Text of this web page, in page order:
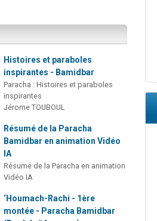
Histoires et paraboles
inspirantes - Bamidbar
Paracha : Histoires et paraboles
inspirantes
Jérome TOUBOUL
Résumé de la Paracha
Bamidbar en animation Vidéo
IA
Résumé de la Paracha en animation
Vidéo IA
‘Houmach-Rachi - 1ère
montée - Paracha Bamidbar